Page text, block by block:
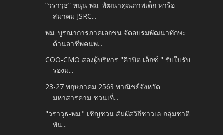
“วราวุธ” หนุน พม. พัฒนาคุณภาพเด็ก หารือ
สมาคม JSRC...
พม. บูรณาการภาคเอกชน จัดอบรมพัฒนาทักษะ
ด้านอาชีพคนพ...
COO-CMO สองผู้บริหาร "คิวบิต เอ็กซ์ " รับใบรับ
รองม...
23-27 พฤษภาคม 2568 พาณิชย์จังหวัด
มหาสารคาม ชวนเที่...
"วราวุธ-พม." เชิญชวน สัมผัสวิถีชาวเล กลุ่มชาติ
พัน...